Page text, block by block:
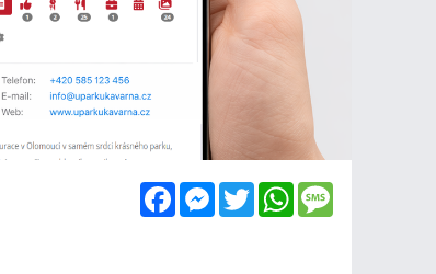
FacebookMessenger
TwitterWhatsApp